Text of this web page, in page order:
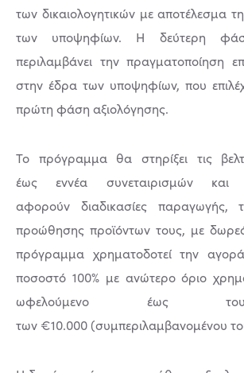
των δικαιολογητικών με αποτέλεσμα
των υποψηφίων. Η δεύτερη
περιλαμβάνει την πραγματοποίηση
στην έδρα των υποψηφίων, που
πρώτη φάση αξιολόγησης.
Το πρόγραμμα θα στηρίξει τις
έως εννέα συνεταιρισμών
αφορούν διαδικασίες παραγωγής,
προώθησης προϊόντων τους, με
πρόγραμμα χρηματοδοτεί την
ποσοστό 100% με ανώτερο όριο
ωφελούμενο έως
των €10.000 (συμπεριλαμβανομένου